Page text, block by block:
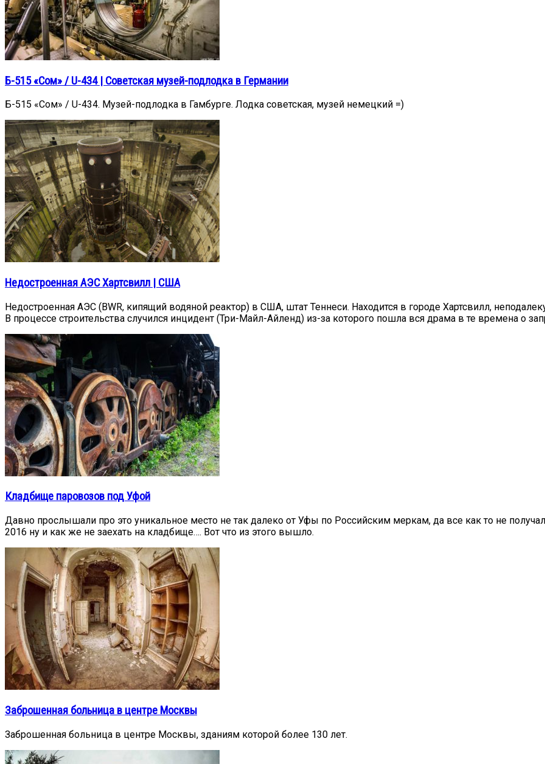
Б-515 «Сом» / U-434 | Советская музей-подлодка в Германии
Б-515 «Сом» / U-434. Музей-подлодка в Гамбурге. Лодка советская, музей немецкий =)
Недостроенная АЭС Хартсвилл | США
Недостроенная АЭС (BWR, кипящий водяной реактор) в США, штат Теннеси. Находится в городе Хартсвилл,
В процессе строительства случился инцидент (Три-Майл-Айленд) из-за которого пошла вся драма в те времена о
Кладбище паровозов под Уфой
Давно прослышали про это уникальное место не так далеко от Уфы по Российским меркам, да все как то не
2016 ну и как же не заехать на кладбище…. Вот что из этого вышло.
Заброшенная больница в центре Москвы
Заброшенная больница в центре Москвы, зданиям которой более 130 лет.